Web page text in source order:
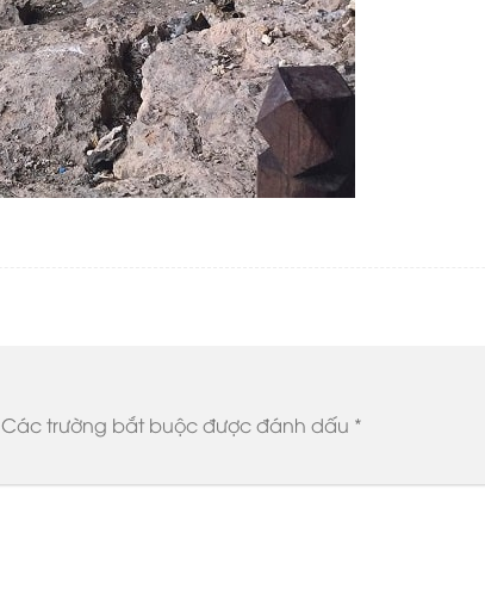
Các trường bắt buộc được đánh dấu *